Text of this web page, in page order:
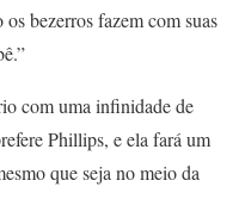
bezerros fazem com suas
com uma infinidade de
Phillips, e ela fará um
que seja no meio da